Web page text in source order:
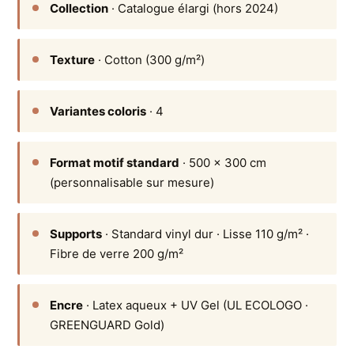
Collection · Catalogue élargi (hors 2024)
Texture · Cotton (300 g/m²)
Variantes coloris · 4
Format motif standard · 500 × 300 cm
(personnalisable sur mesure)
Supports · Standard vinyl dur · Lisse 110 g/m² ·
Fibre de verre 200 g/m²
Encre · Latex aqueux + UV Gel (UL ECOLOGO ·
GREENGUARD Gold)